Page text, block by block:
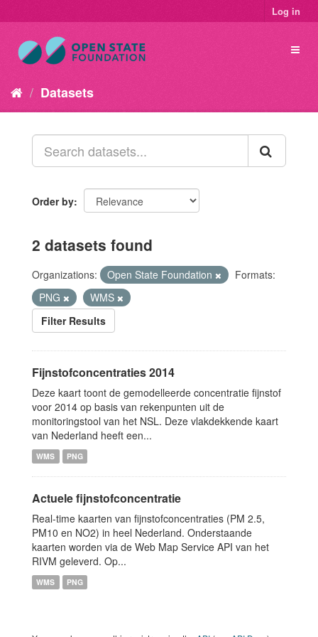
Log in
Datasets
Order by
2 datasets found
Organizations: Open State Foundation
Formats:
PNG
WMS
Filter Results
Fijnstofconcentraties 2014
Deze kaart toont de gemodelleerde concentratie fijnstof
voor 2014 op basis van rekenpunten uit de
monitoringstool van het NSL. Deze vlakdekkende kaart
van Nederland heeft een...
WMS PNG
Actuele fijnstofconcentratie
Real-time kaarten van fijnstofconcentraties (PM 2.5,
PM10 en NO2) in heel Nederland. Onderstaande
kaarten worden via de Web Map Service API van het
RIVM geleverd. Op...
WMS PNG